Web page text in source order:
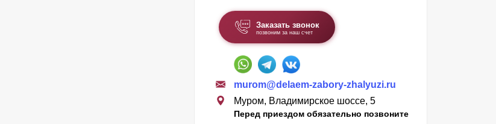
Заказать звонок
позвоним за наш счет
murom@delaem-zabory-zhalyuzi.ru
Муром, Владимирское шоссе, 5
Перед приездом обязательно позвоните